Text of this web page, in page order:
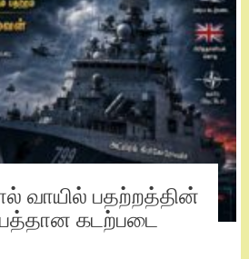
வாயில் பதற்றத்தின்
கடற்படை